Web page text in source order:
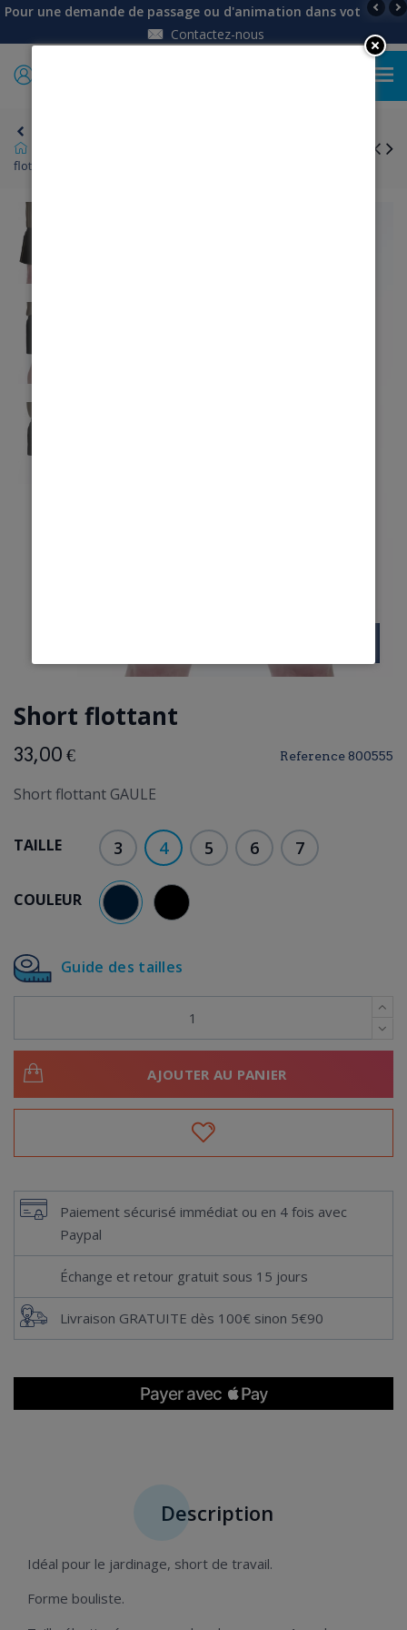
Pour une demande de passage ou d'animation dans votre
Contactez-nous
flottant
Short flottant
Reference 800555
33,00 €
Short flottant GAULE
Guide des tailles
COULEUR BLEU MARINE
NOIR
TAILLE 3 4 5 6 7
AJOUTER AU PANIER
Paiement sécurisé immédiat ou en 4 fois avec
Paypal
Échange et retour gratuit sous 15 jours
Livraison GRATUITE dès 100€ sinon 5€90
Description
Idéal pour le jardinage, short de travail.
Forme bouliste.